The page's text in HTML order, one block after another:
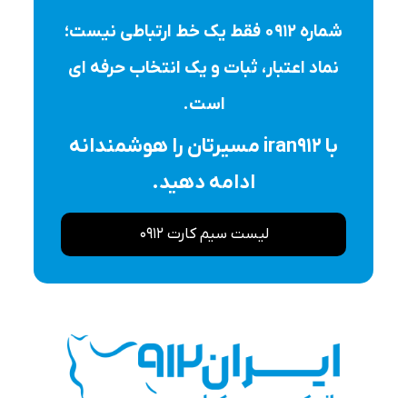
شماره ۰۹۱۲ فقط یک خط ارتباطی نیست؛
نماد اعتبار، ثبات و یک انتخاب حرفه ای
است.
با iran912 مسیرتان را هوشمندانه
ادامه دهید.
لیست سیم کارت 0912